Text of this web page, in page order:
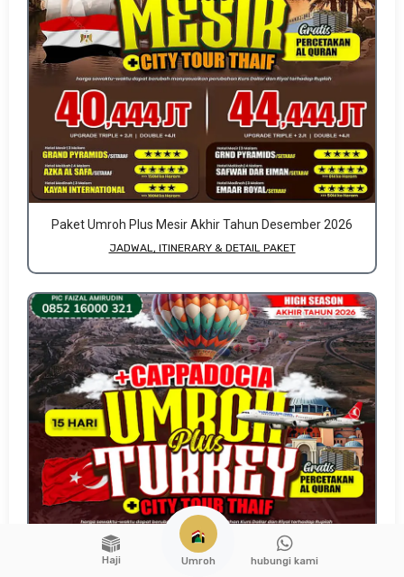
Paket Umroh Plus Mesir Akhir Tahun Desember 2026
JADWAL, ITINERARY & DETAIL PAKET
Haji Umroh hubungi kami